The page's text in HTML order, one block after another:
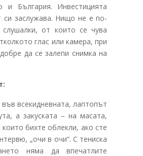
и България. Инвестицията
си заслужава. Нищо не е по-
от които се чува
глас или камера, при
да се залепи снимка на
всекидневната, лаптопът
а закуската – на масата,
които бихте облекли, ако сте
„очи в очи“. С тениска
няма да впечатлите